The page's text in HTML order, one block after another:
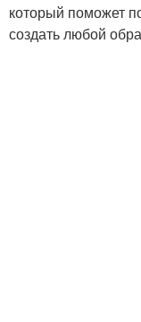
который поможет
создать любой